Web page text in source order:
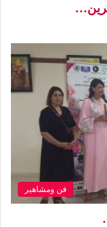
فن ومشاهير